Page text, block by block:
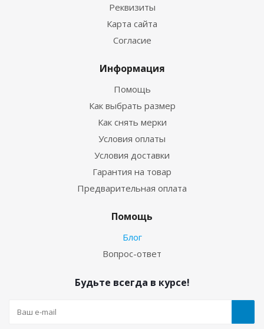
Реквизиты
Карта сайта
Согласие
Информация
Помощь
Как выбрать размер
Как снять мерки
Условия оплаты
Условия доставки
Гарантия на товар
Предварительная оплата
Помощь
Блог
Вопрос-ответ
Будьте всегда в курсе!